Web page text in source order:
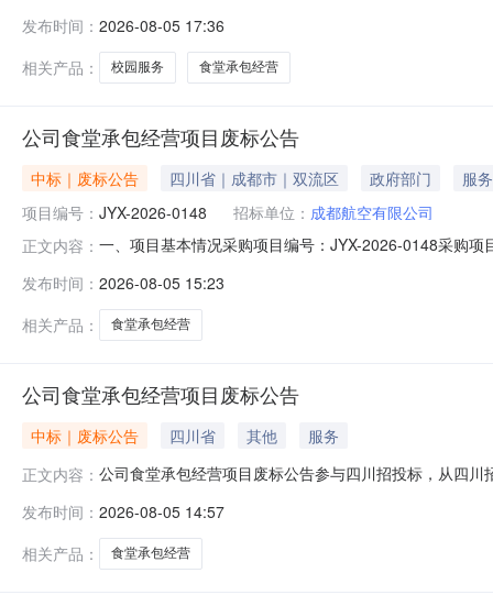
发布时间： 2026-08-05 17:36
相关产品：
校园服务 食堂承包经营
公司食堂承包经营项目废标公告
中标｜废标公告 四川省｜成都市｜双流区 政府部门
服务
项目编号： JYX-2026-0148 招标单位： 成都航空有限公司
正文内容： 一、项目基本情况采购项目编号：JYX-2026-0148采购
限公司地址：四川省成都市双流区广牧路1号大飞机示范
省成都市武侯区武科
发布时间： 2026-08-05 15:23
相关产品：
食堂承包经营
公司食堂承包经营项目废标公告
中标｜废标公告 四川省 其他
服务
正文内容： 公司食堂承包经营项目废标公告参与四川招投标，从四
发布时间： 2026-08-05 14:57
相关产品：
食堂承包经营